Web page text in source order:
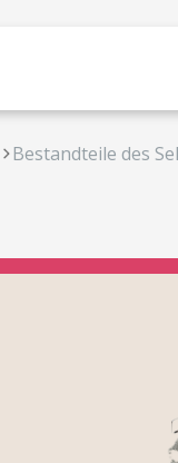
Bestandteile des